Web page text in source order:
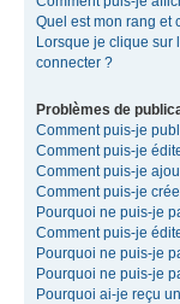
Quel est mon rang et
Lorsque je clique sur
connecter ?
Problèmes de
Comment puis-je
Comment puis-je
Comment puis-je
Comment puis-je
Pourquoi ne puis-je
Comment puis-je
Pourquoi ne puis-je
Pourquoi ne puis-je
Pourquoi ai-je reçu